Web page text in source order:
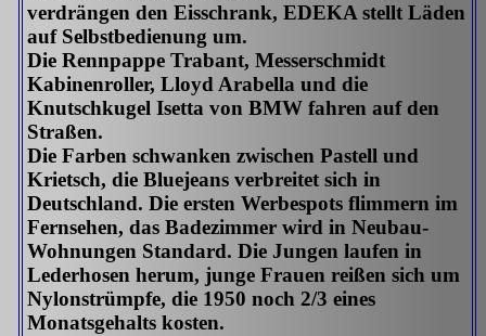
verdrängen den Eisschrank, EDEKA stellt Läden
auf Selbstbedienung um.
Die Rennpappe Trabant, Messerschmidt
Kabinenroller, Lloyd Arabella und die
Knutschkugel Isetta von BMW fahren auf den
Straßen.
Die Farben schwanken zwischen Pastell und
Krietsch, die Bluejeans verbreitet sich in
Deutschland. Die ersten Werbespots flimmern im
Fernsehen, das Badezimmer wird in Neubau-
Wohnungen Standard. Die Jungen laufen in
Lederhosen herum, junge Frauen reißen sich um
Nylonstrümpfe, die 1950 noch 2/3 eines
Monatsgehalts kosten.